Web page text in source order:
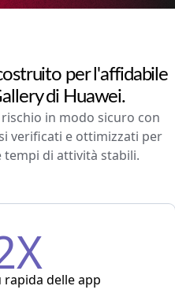
per l'affidabile
di Huawei.
in modo sicuro con
verificati e ottimizzati per
tempi di attività stabili.
delle app